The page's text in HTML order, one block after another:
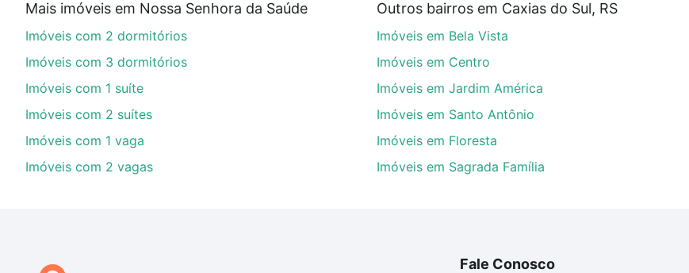
Aqui na Loft temos a oferta ideal para você, com Imóveis à venda em rua giacomo gasparin - Nossa Senhora
e com nossas opções de financiamento imobiliário as parcelas podem se adequar ao seu orçamento. Se
de compra, veja em nosso portal
quanto custa comprar um apartamento e conte com a gente para comprar
Mais imóveis em Nossa Senhora da Saúde
Imóveis com 2 dormitórios
Imóveis com 3 dormitórios
Imóveis com 1 suíte
Imóveis com 2 suítes
Imóveis com 1 vaga
Imóveis com 2 vagas
Outros bairros em Caxias do Sul, RS
Imóveis em Bela Vista
Imóveis em Centro
Imóveis em Jardim América
Imóveis em Santo Antônio
Imóveis em Floresta
Imóveis em Sagrada Família
Fale Conosco